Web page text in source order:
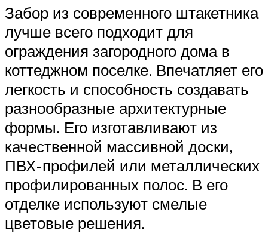
Забор из современного штакетника
лучше всего подходит для
ограждения загородного дома в
коттеджном поселке. Впечатляет его
легкость и способность создавать
разнообразные архитектурные
формы. Его изготавливают из
качественной массивной доски,
ПВХ-профилей или металлических
профилированных полос. В его
отделке используют смелые
цветовые решения.